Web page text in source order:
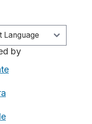
by